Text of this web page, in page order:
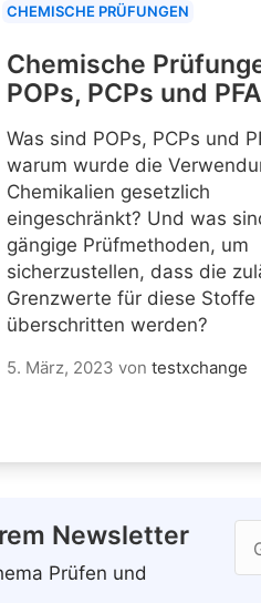
CHEMISCHE PRÜFUNGEN
Chemische
POPs, PCPs und
Was sind POPs, PCPs und
warum wurde die
Chemikalien gesetzlich
eingeschränkt? Und was
gängige Prüfmethoden, um
sicherzustellen, dass die
Grenzwerte für diese Stoffe
überschritten werden?
5. März, 2023 von testxchange
Newsletter
Prüfen und